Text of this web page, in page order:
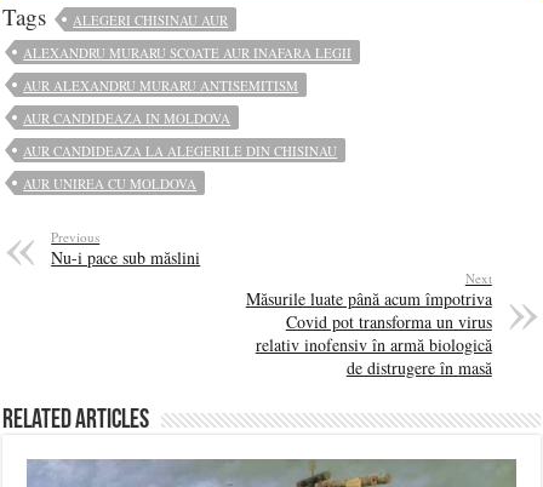
Tags
ALEGERI CHISINAU AUR
ALEXANDRU MURARU SCOATE AUR INAFARA LEGII
AUR ALEXANDRU MURARU ANTISEMITISM
AUR CANDIDEAZA IN MOLDOVA
AUR CANDIDEAZA LA ALEGERILE DIN CHISINAU
AUR UNIREA CU MOLDOVA
Previous
Nu-i pace sub măslini
Next
Măsurile luate până acum împotriva
Covid pot transforma un virus
relativ inofensiv în armă biologică
de distrugere în masă
Related Articles